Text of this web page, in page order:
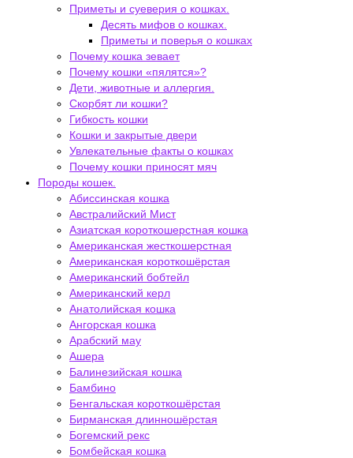
Приметы и суеверия о кошках.
Десять мифов о кошках.
Приметы и поверья о кошках
Почему кошка зевает
Почему кошки «пялятся»?
Дети, животные и аллергия.
Скорбят ли кошки?
Гибкость кошки
Кошки и закрытые двери
Увлекательные факты о кошках
Почему кошки приносят мяч
Породы кошек.
Абиссинская кошка
Австралийский Мист
Азиатская короткошерстная кошка
Американская жесткошерстная
Американская короткошёрстая
Американский бобтейл
Американский керл
Анатолийская кошка
Ангорская кошка
Арабский мау
Ашера
Балинезийская кошка
Бамбино
Бенгальская короткошёрстая
Бирманская длинношёрстая
Богемский рекс
Бомбейская кошка